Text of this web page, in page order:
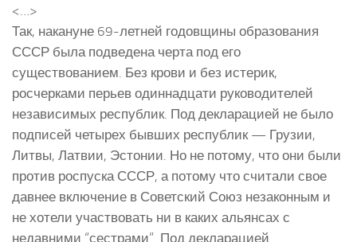
<…>
Так, накануне 69-летней годовщины образования
СССР была подведена черта под его
существованием. Без крови и без истерик,
росчерками перьев одиннадцати руководителей
независимых республик. Под декларацией не было
подписей четырех бывших республик — Грузии,
Литвы, Латвии, Эстонии. Но не потому, что они были
против роспуска СССР, а потому что считали свое
давнее включение в Советский Союз незаконным и
не хотели участвовать ни в каких альянсах с
недавними “сестрами”. Под декларацией